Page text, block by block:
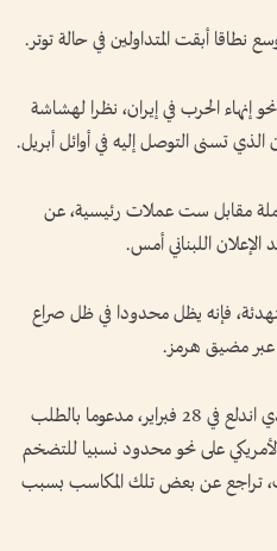
نطاقا أبقت المتداولين في حالة توتر.
إنهاء الحرب في إيران، نظرا لهشاشة
تسنى التوصل إليه في أوائل أبريل.
مقابل ست عملات رئيسية، عن
اللبناني أمس.
فإنه يظل محدودا في ظل صراع
عبر مضيق هرمز.
وكان الدولار ارتفع في بداية الصراع، الذي ‌اندلع في 28 فبراير، مدعوما بالطلب
على نحو محدود نسبيا للتضخم
تراجع عن بعض تلك المكاسب بسبب